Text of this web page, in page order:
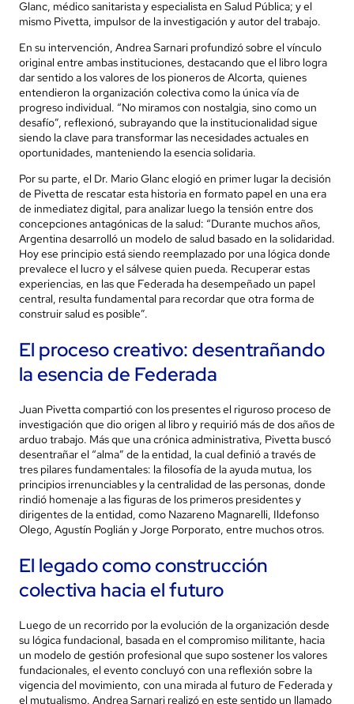
Glanc, médico sanitarista y especialista en Salud Pública; y el
mismo Pivetta, impulsor de la investigación y autor del trabajo.
En su intervención, Andrea Sarnari profundizó sobre el vínculo
original entre ambas instituciones, destacando que el libro logra
dar sentido a los valores de los pioneros de Alcorta, quienes
entendieron la organización colectiva como la única vía de
progreso individual. “No miramos con nostalgia, sino como un
desafío”, reflexionó, subrayando que la institucionalidad sigue
siendo la clave para transformar las necesidades actuales en
oportunidades, manteniendo la esencia solidaria.
Por su parte, el Dr. Mario Glanc elogió en primer lugar la decisión
de Pivetta de rescatar esta historia en formato papel en una era
de inmediatez digital, para analizar luego la tensión entre dos
concepciones antagónicas de la salud: “Durante muchos años,
Argentina desarrolló un modelo de salud basado en la solidaridad.
Hoy ese principio está siendo reemplazado por una lógica donde
prevalece el lucro y el sálvese quien pueda. Recuperar estas
experiencias, en las que Federada ha desempeñado un papel
central, resulta fundamental para recordar que otra forma de
construir salud es posible”.
El proceso creativo: desentrañando
la esencia de Federada
Juan Pivetta compartió con los presentes el riguroso proceso de
investigación que dio origen al libro y requirió más de dos años de
arduo trabajo. Más que una crónica administrativa, Pivetta buscó
desentrañar el “alma” de la entidad, la cual definió a través de
tres pilares fundamentales: la filosofía de la ayuda mutua, los
principios irrenunciables y la centralidad de las personas, donde
rindió homenaje a las figuras de los primeros presidentes y
dirigentes de la entidad, como Nazareno Magnarelli, Ildefonso
Olego, Agustín Poglián y Jorge Porporato, entre muchos otros.
El legado como construcción
colectiva hacia el futuro
Luego de un recorrido por la evolución de la organización desde
su lógica fundacional, basada en el compromiso militante, hacia
un modelo de gestión profesional que supo sostener los valores
fundacionales, el evento concluyó con una reflexión sobre la
vigencia del movimiento, con una mirada al futuro de Federada y
el mutualismo. Andrea Sarnari realizó en este sentido un llamado